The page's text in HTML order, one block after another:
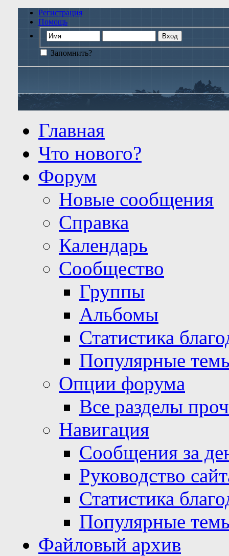
Регистрация
Помощь
Запомнить?
Главная
Что нового?
Форум
Новые сообщения
Справка
Календарь
Сообщество
Группы
Альбомы
Статистика
Популярные
Опции форума
Все разделы
Навигация
Сообщения за
Руководство
Статистика
Популярные
Файловый архив